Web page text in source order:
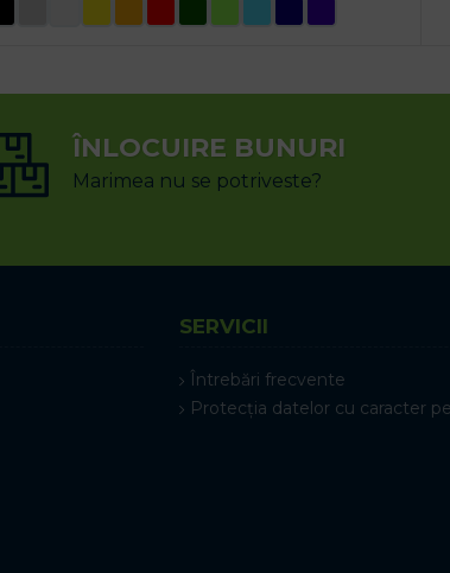
ÎNLOCUIRE BUNURI
Marimea nu se potriveste?
SERVICII
Întrebări frecvente
Protecția datelor cu caracter